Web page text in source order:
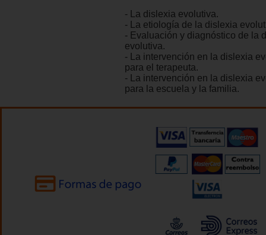
- La dislexia evolutiva.
- La etiología de la dislexia
- Evaluación y diagnóstico de la
evolutiva.
- La intervención en la dislexia
para el terapeuta.
- La intervención en la dislexia
para la escuela y la familia.